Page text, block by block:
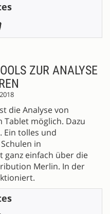
ZUR ANALYSE
die Analyse von
Tablet möglich. Dazu
Ein tolles und
in
ganz einfach über die
Merlin. In der